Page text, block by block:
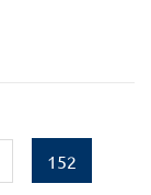
152